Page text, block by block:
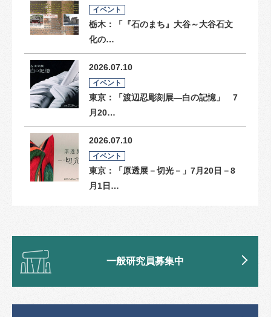
イベント
栃木：「『石のまち』大谷～大谷石文
化の…
2026.07.10
イベント
東京：「渡辺忍彫刻展―白の記憶」 7
月20…
2026.07.10
イベント
東京：「原透展－切光－」7月20日－8
月1日…
一般研究員募集中